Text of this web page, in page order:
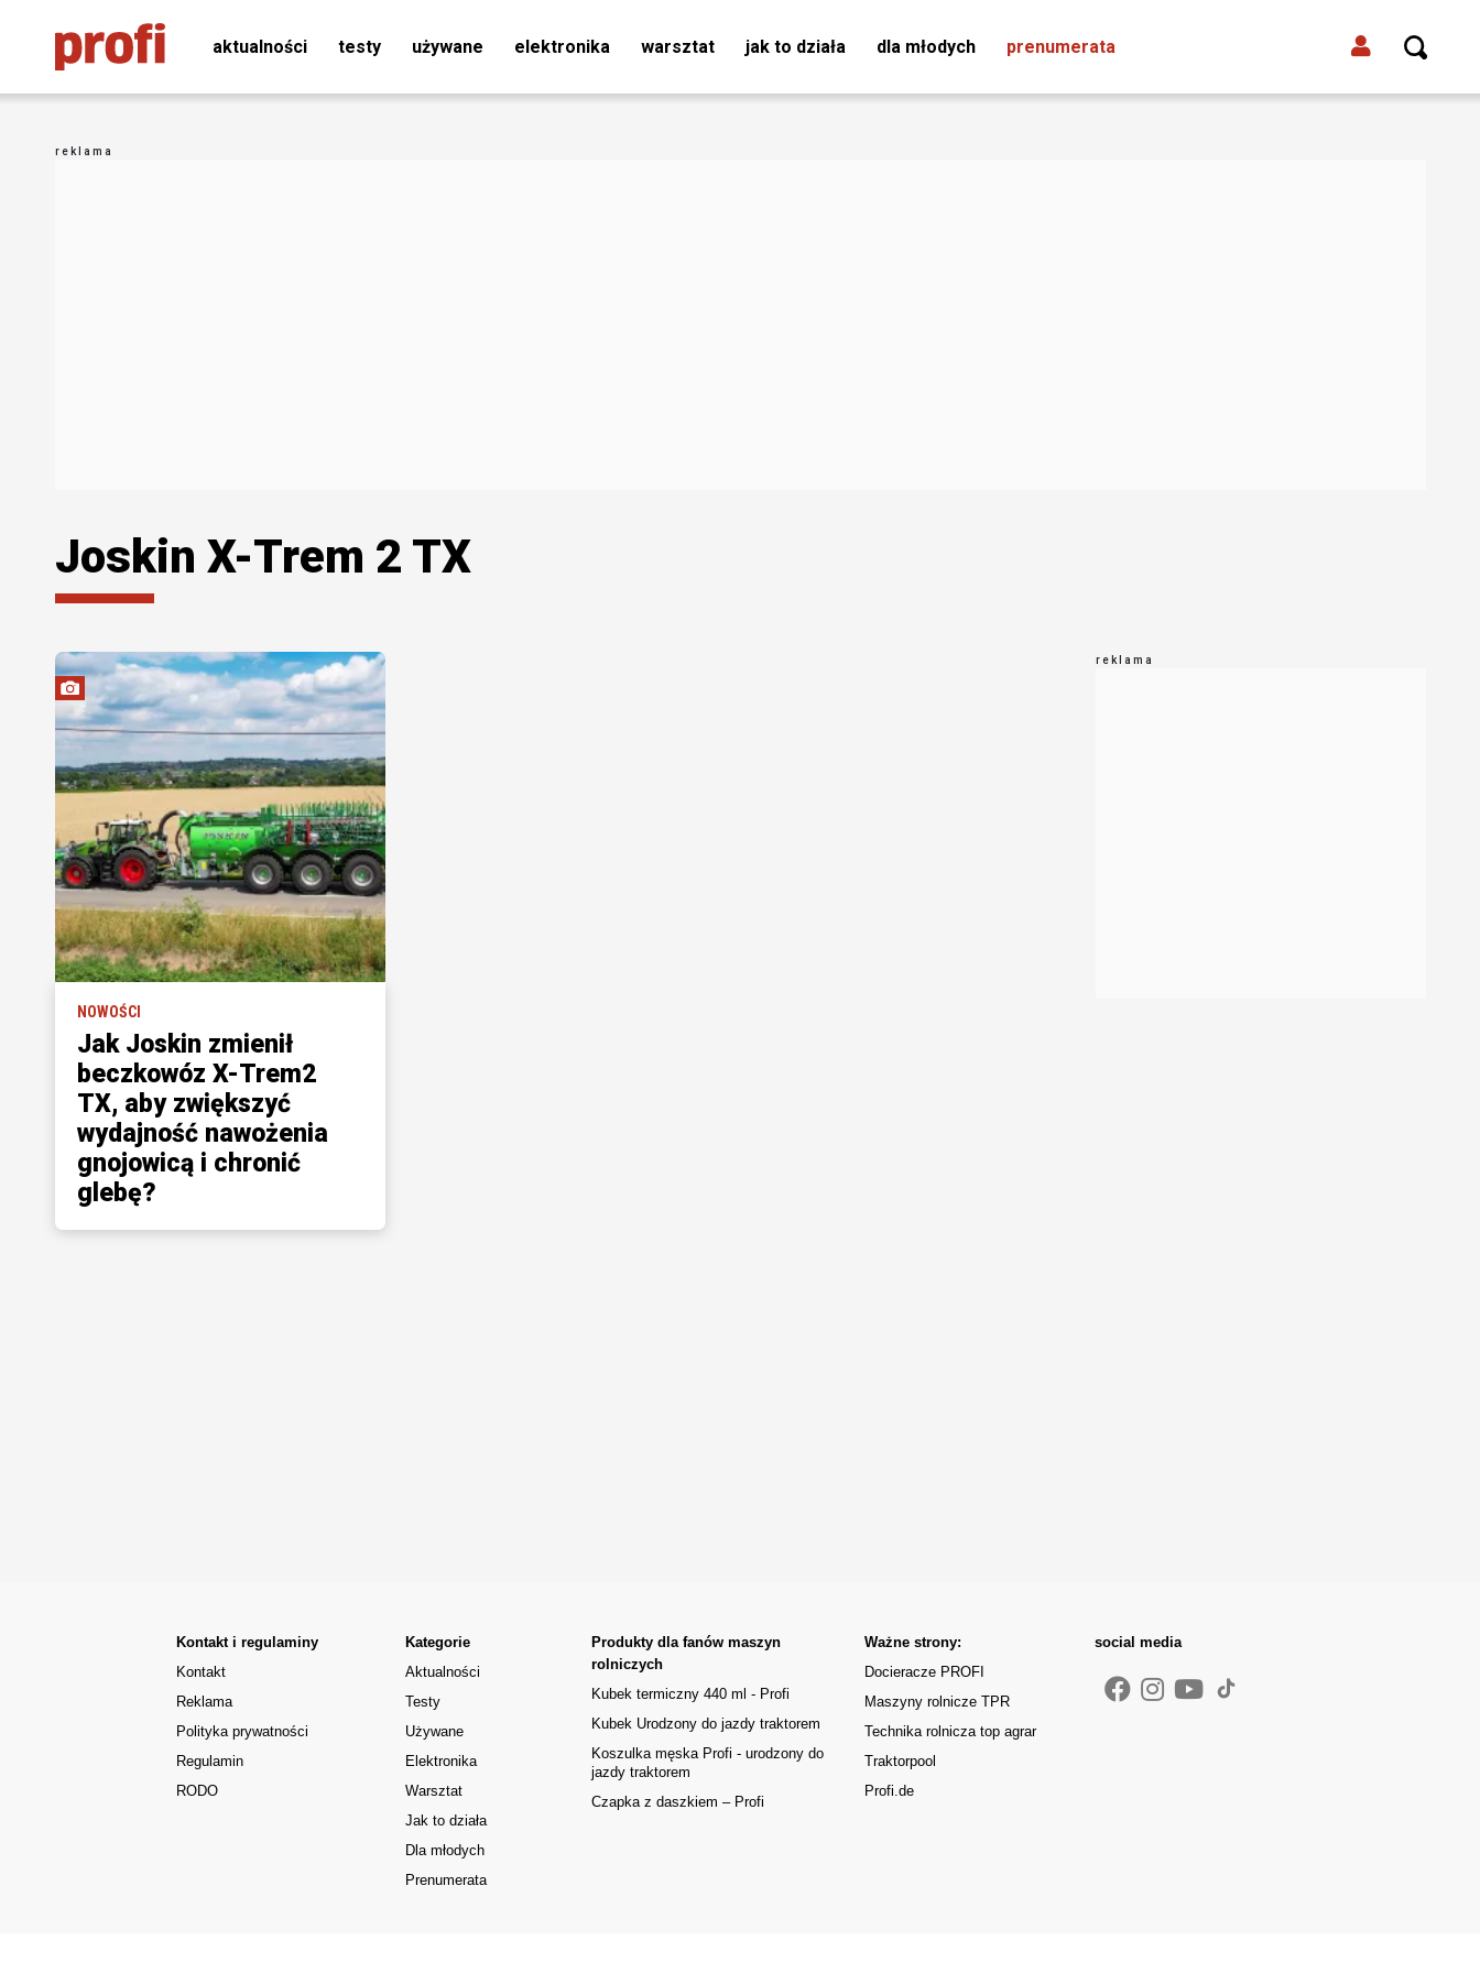
aktualności testy używane elektronika warsztat jak to działa dla młodych prenumerata
Joskin X-Trem 2 TX
NOWOŚCI
Jak Joskin zmienił
beczkowóz X-Trem2
TX, aby zwiększyć
wydajność nawożenia
gnojowicą i chronić
glebę?
Kontakt i regulaminy
Kontakt
Reklama
Polityka prywatności
Regulamin
RODO
Kategorie
Aktualności
Testy
Używane
Elektronika
Warsztat
Jak to działa
Dla młodych
Prenumerata
Produkty dla fanów maszyn
rolniczych
Kubek termiczny 440 ml - Profi
Kubek Urodzony do jazdy traktorem
Koszulka męska Profi - urodzony do
jazdy traktorem
Czapka z daszkiem – Profi
Ważne strony:
Docieracze PROFI
Maszyny rolnicze TPR
Technika rolnicza top agrar
Traktorpool
Profi.de
social media